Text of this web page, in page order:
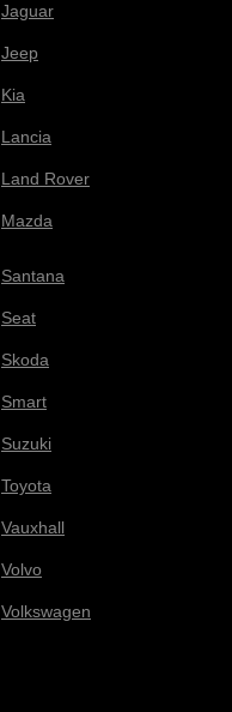
Jaguar
Jeep
Kia
Lancia
Land Rover
Mazda
Santana
Seat
Skoda
Smart
Suzuki
Toyota
Vauxhall
Volvo
Volkswagen